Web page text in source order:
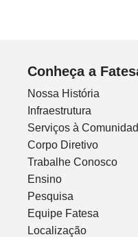
Conheça a
Nossa História
Infraestrutura
Serviços à
Corpo Diretivo
Trabalhe Conosco
Ensino
Pesquisa
Equipe Fatesa
Localização